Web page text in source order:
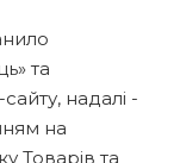
та
надалі -
на
Товарів та